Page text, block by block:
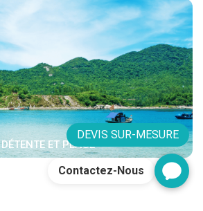
DÉTENTE ET PLAGE
DEVIS SUR-MESURE
Contactez-Nous